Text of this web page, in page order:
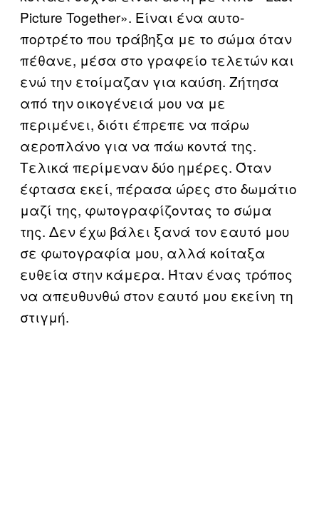
Picture Together». Είναι ένα αυτο-
πορτρέτο που τράβηξα με το σώμα όταν
πέθανε, μέσα στο γραφείο τελετών και
ενώ την ετοίμαζαν για καύση. Ζήτησα
από την οικογένειά μου να με
περιμένει, διότι έπρεπε να πάρω
αεροπλάνο για να πάω κοντά της.
Τελικά περίμεναν δύο ημέρες. Όταν
έφτασα εκεί, πέρασα ώρες στο δωμάτιο
μαζί της, φωτογραφίζοντας το σώμα
της. Δεν έχω βάλει ξανά τον εαυτό μου
σε φωτογραφία μου, αλλά κοίταξα
ευθεία στην κάμερα. Ήταν ένας τρόπος
να απευθυνθώ στον εαυτό μου εκείνη τη
στιγμή.